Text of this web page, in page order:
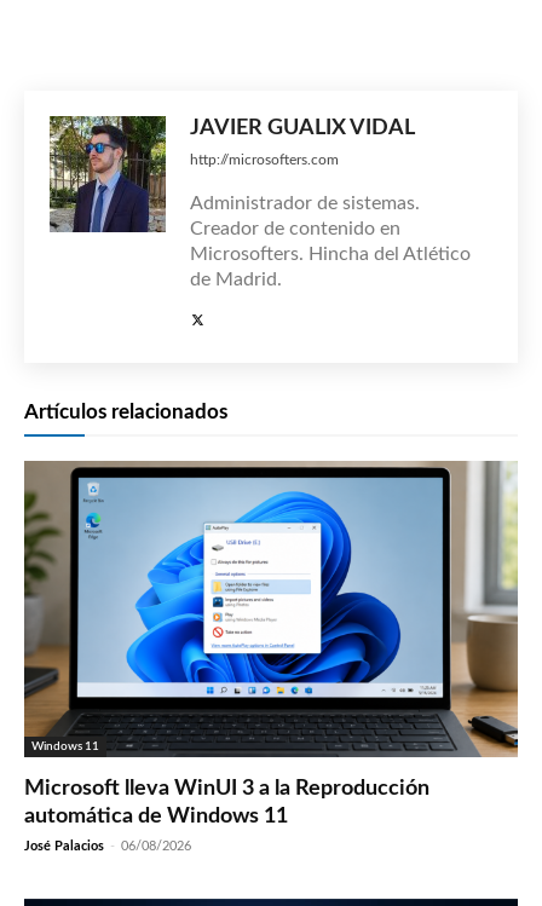
JAVIER GUALIX VIDAL
http://microsofters.com
Administrador de sistemas.
Creador de contenido en
Microsofters. Hincha del Atlético
de Madrid.
Artículos relacionados
Windows 11
Microsoft lleva WinUI 3 a la Reproducción
automática de Windows 11
José Palacios - 06/08/2026